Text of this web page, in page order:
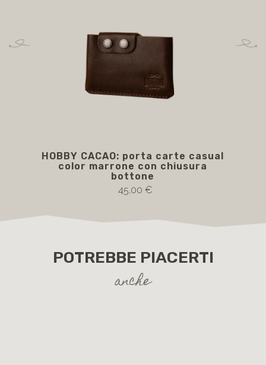
HOBBY CACAO: porta carte casual
color marrone con chiusura
bottone
45,00 €
POTREBBE PIACERTI
anche